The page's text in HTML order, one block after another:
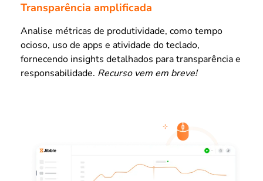
Transparência amplificada
Analise métricas de produtividade, como tempo
ocioso, uso de apps e atividade do teclado,
fornecendo insights detalhados para transparência e
responsabilidade. Recurso vem em breve!